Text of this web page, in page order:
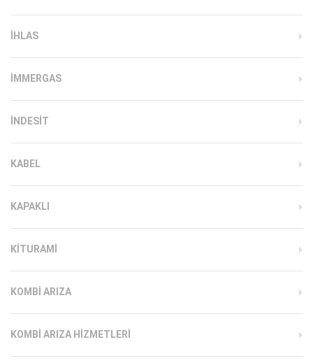
IHLAS
İMMERGAS
INDESIT
KABEL
KAPAKLI
KITURAMI
KOMBI ARIZA
KOMBI ARIZA HIZMETLERI